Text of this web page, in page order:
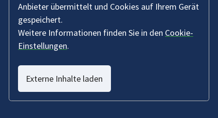
Anbieter übermittelt und Cookies auf Ihrem Gerät
gespeichert.
Weitere Informationen finden Sie in den Cookie-
Einstellungen.
Externe Inhalte laden